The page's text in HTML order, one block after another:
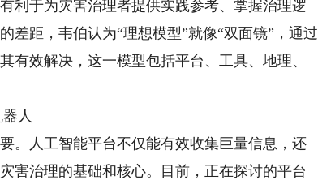
利于为灾害治理者提供实践参考、掌握治理逻
差距，韦伯认为“理想模型”就像“双面镜”，通过
有效解决，这一模型包括平台、工具、地理、
人
人工智能平台不仅能有效收集巨量信息，还
害治理的基础和核心。目前，正在探讨的平台